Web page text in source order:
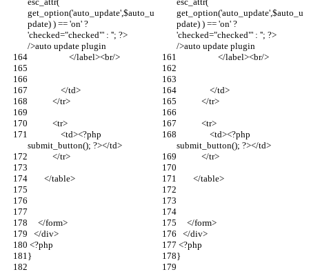
get_option('auto_update',$auto_u
pdate) ) == 'on' ?
'checked="checked"' : ''; ?>
/>auto update plugin
get_option('auto_update',$auto_u
pdate) ) == 'on' ?
'checked="checked"' : ''; ?>
/>auto update plugin
                    </label><br/>
                    </label><br/>
                </td>
                </td>
            </tr>
            </tr>
            <tr>
            <tr>
submit_button(); ?></td>
submit_button(); ?></td>
            </tr>
            </tr>
        </table>
        </table>
     </form>
     </form>
   </div>
   </div>
<?php
<?php
}
}